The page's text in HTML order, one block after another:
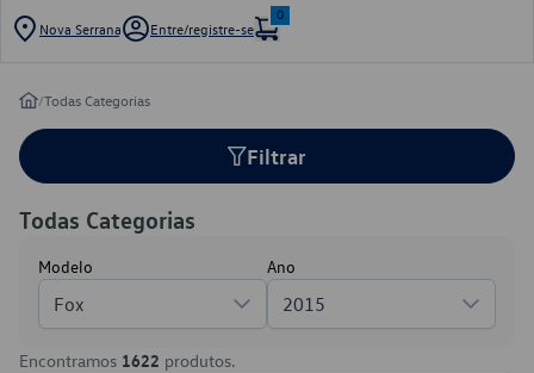
Nova Serrana Entre/registre-se
0
/Todas Categorias
Filtrar
Todas Categorias
Modelo
Fox
Ano
2015
Encontramos 1622 produtos.